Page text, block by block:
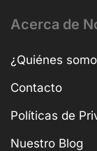
Acerca de
¿Quiénes
Contacto
Políticas de
Nuestro Blog